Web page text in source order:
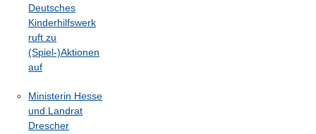
Deutsches
Kinderhilfswerk
ruft zu
(Spiel-)Aktionen
auf
Ministerin Hesse
und Landrat
Drescher